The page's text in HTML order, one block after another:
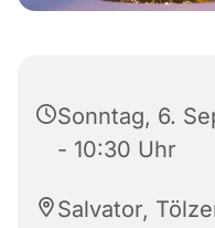
Sonntag, 6.
- 10:30 Uhr
Salvator,